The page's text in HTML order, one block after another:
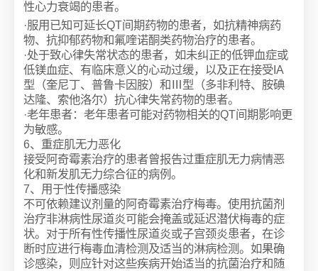
性心力衰竭的患者。
·服用已知可延长QT间期药物的患者，如抗精神病药
物、抗抑郁药物和氟喹诺酮类药物治疗的患者。
·处于致心律失常状态的患者，如未纠正的低钾血症或
低镁血症、有临床意义的心动过缓，以及正在接受IA
型（奎尼丁、普鲁卡因胺）和Ⅲ型（多非利特、胺碘
达隆、索他洛尔）抗心律失常药物的患者。
·老年患者：老年患者可能对药物相关的QT间期影响更
为敏感。
6、重症肌无力恶化
接受阿奇霉素治疗的患者曾报告过重症肌无力病情恶
化和新发肌无力综合征的病例。
7、用于性传播感染
不可依赖建议剂量的阿奇霉素治疗梅毒。使用抗菌剂
治疗非淋病性尿道炎可能会掩盖或延迟潜伏梅毒的症
状。对于所有性传播性尿道炎或子宫颈炎患者，在诊
断时应进行梅毒血清检测及适当的淋病检测。如果确
诊感染，则应针对这些疾病开始适当的抗菌治疗和随